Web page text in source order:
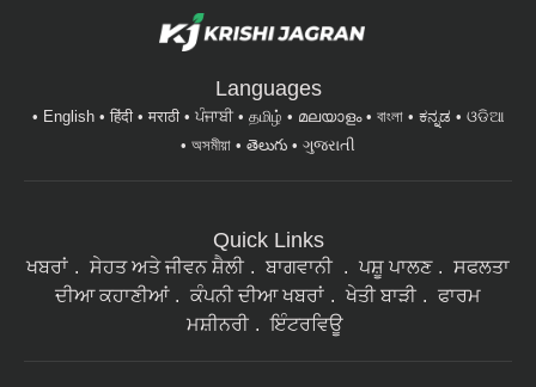
Languages
English हिंदी मराठी ਪੰਜਾਬੀ தமிழ் മലയാളം বাংলা ಕನ್ನಡ
ଓଡିଆ
অসমীয়া
తెలుగు ગુજરાતી
Quick Links
ਖਬਰਾਂ ਸੇਹਤ ਅਤੇ ਜੀਵਨ ਸ਼ੈਲੀ ਬਾਗਵਾਨੀ ਪਸ਼ੂ ਪਾਲਣ
ਸਫਲਤਾ
ਦੀਆ ਕਹਾਣੀਆਂ
ਕੰਪਨੀ ਦੀਆ ਖਬਰਾਂ ਖੇਤੀ ਬਾੜੀ
ਫਾਰਮ
ਮਸ਼ੀਨਰੀ
ਇੰਟਰਵਿਊ